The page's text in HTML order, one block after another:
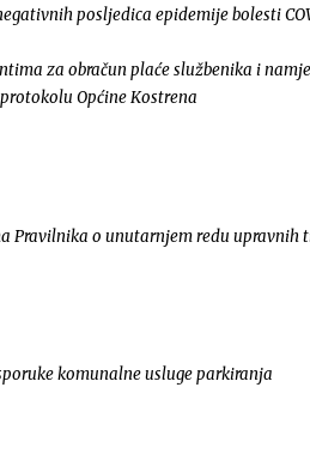
posljedica epidemije bolesti
za obračun plaće službenika i
Općine Kostrena
Pravilnika o unutarnjem redu upravnih
komunalne usluge parkiranja